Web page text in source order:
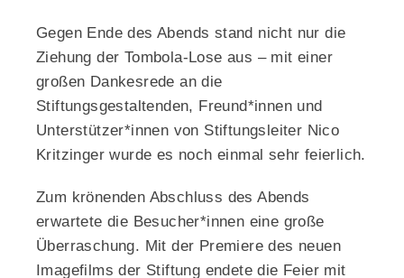
Gegen Ende des Abends stand nicht nur die
Ziehung der Tombola-Lose aus – mit einer
großen Dankesrede an die
Stiftungsgestaltenden, Freund*innen und
Unterstützer*innen von Stiftungsleiter Nico
Kritzinger wurde es noch einmal sehr feierlich.
Zum krönenden Abschluss des Abends
erwartete die Besucher*innen eine große
Überraschung. Mit der Premiere des neuen
Imagefilms der Stiftung endete die Feier mit